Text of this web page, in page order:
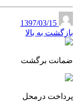
1397/03/15
بازگشت به بالا
ضمانت برگشت
پرداخت درمحل